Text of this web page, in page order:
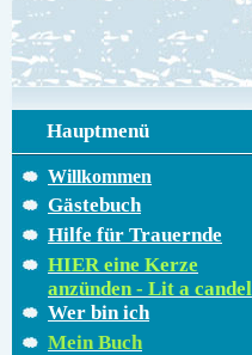
Hauptmenü
Willkommen
Gästebuch
Hilfe für Trauernde
HIER eine Kerze
anzünden - Lit a candel
Wer bin ich
Mein Buch